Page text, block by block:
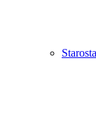
Starosta